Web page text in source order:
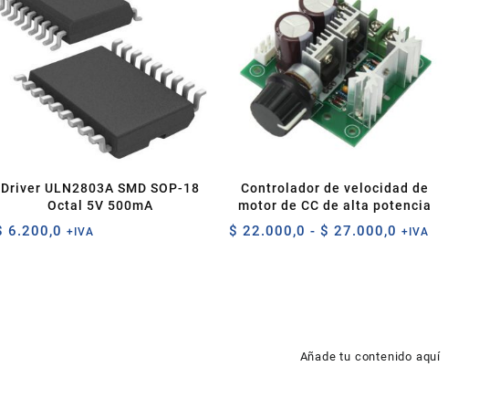
Driver ULN2803A SMD SOP-18
Octal 5V 500mA
6.200,0 +IVA
Controlador de velocidad de
motor de CC de alta potencia
$ 22.000,0 - $ 27.000,0 Rango
+IVA
Añade tu contenido aquí